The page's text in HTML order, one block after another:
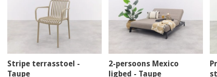
Stripe terrasstoel -
Taupe
2-persoons Mexico
ligbed - Taupe